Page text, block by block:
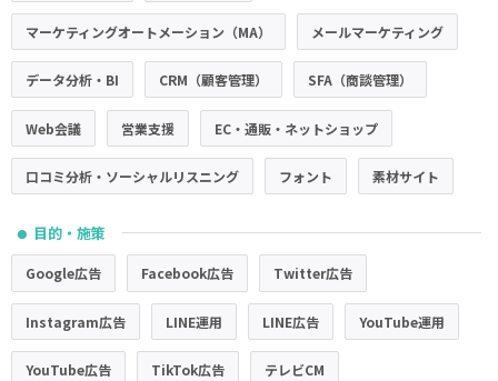
マーケティングオートメーション（MA） メールマーケティング
データ分析・BI CRM（顧客管理） SFA（商談管理）
Web会議 営業支援 EC・通販・ネットショップ
口コミ分析・ソーシャルリスニング フォント 素材サイト
● 目的・施策
Google広告 Facebook広告 Twitter広告
Instagram広告 LINE運用 LINE広告 YouTube運用
YouTube広告 TikTok広告 テレビCM